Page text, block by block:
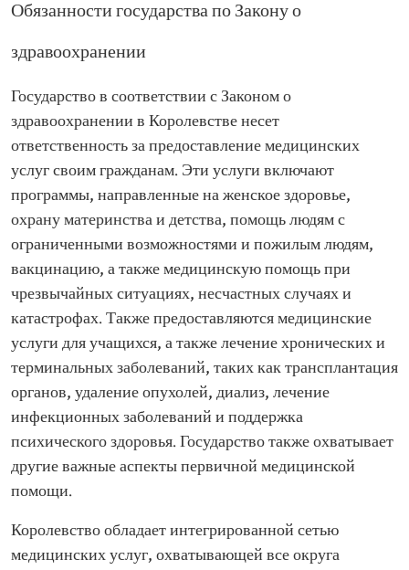
Обязанности государства по Закону о
здравоохранении
Государство в соответствии с Законом о
здравоохранении в Королевстве несет
ответственность за предоставление медицинских
услуг своим гражданам. Эти услуги включают
программы, направленные на женское здоровье,
охрану материнства и детства, помощь людям с
ограниченными возможностями и пожилым людям,
вакцинацию, а также медицинскую помощь при
чрезвычайных ситуациях, несчастных случаях и
катастрофах. Также предоставляются медицинские
услуги для учащихся, а также лечение хронических и
терминальных заболеваний, таких как трансплантация
органов, удаление опухолей, диализ, лечение
инфекционных заболеваний и поддержка
психического здоровья. Государство также охватывает
другие важные аспекты первичной медицинской
помощи.
Королевство обладает интегрированной сетью
медицинских услуг, охватывающей все округа